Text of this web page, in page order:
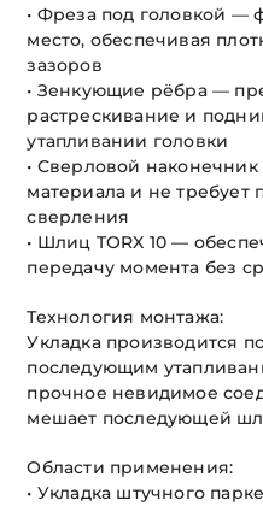
• Фреза под головкой —
место, обеспечивая
зазоров
• Зенкующие рёбра —
растрескивание и
утапливании головки
• Сверловой
материала и не требует
сверления
• Шлиц TORX 10 —
передачу момента без
Технология монтажа:
Укладка производится
последующим
прочное невидимое
мешает последующей
Области применения:
• Укладка штучного